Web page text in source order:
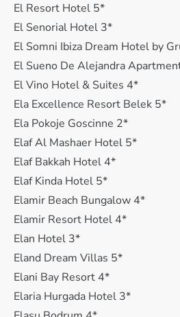
El Resort Hotel 5*
El Senorial Hotel 3*
El Somni Ibiza Dream Hotel by
El Sueno De Alejandra
El Vino Hotel & Suites 4*
Ela Excellence Resort Belek 5*
Ela Pokoje Goscinne 2*
Elaf Al Mashaer Hotel 5*
Elaf Bakkah Hotel 4*
Elaf Kinda Hotel 5*
Elamir Beach Bungalow 4*
Elamir Resort Hotel 4*
Elan Hotel 3*
Eland Dream Villas 5*
Elani Bay Resort 4*
Elaria Hurgada Hotel 3*